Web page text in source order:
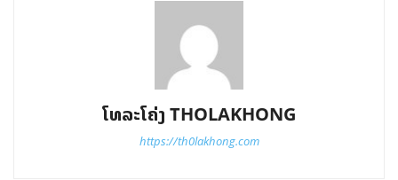
ໂທລະໂຄ່ງ THOLAKHONG
https://th0lakhong.com